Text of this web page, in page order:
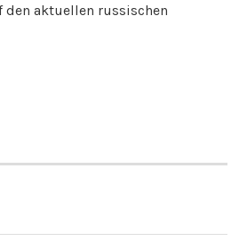
aktuellen russischen